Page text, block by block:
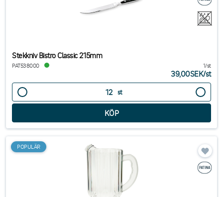
Stekkniv Bistro Classic 215mm
PAT538000 1/st
39,00SEK/st
st
POPULÄR